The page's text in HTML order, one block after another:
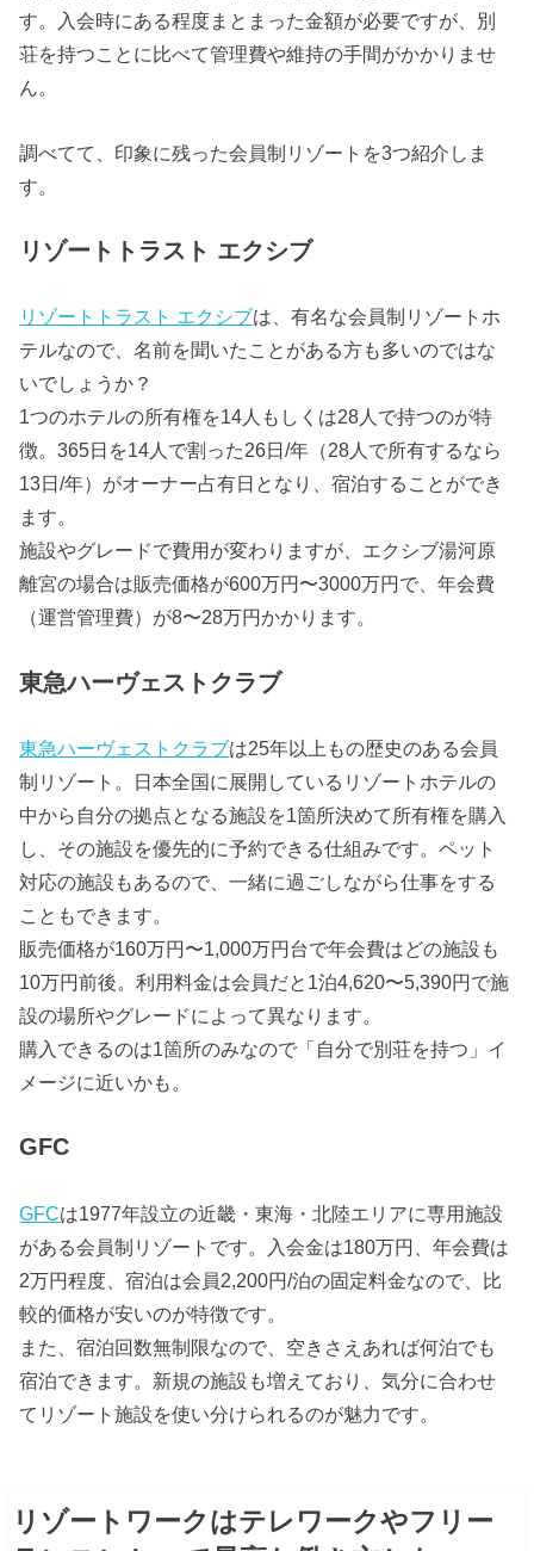
す。入会時にある程度まとまった金額が必要ですが、別
荘を持つことに比べて管理費や維持の手間がかかりませ
ん。
調べてて、印象に残った会員制リゾートを3つ紹介しま
す。
リゾートトラスト エクシブ
リゾートトラスト エクシブは、有名な会員制リゾートホ
テルなので、名前を聞いたことがある方も多いのではな
いでしょうか？
1つのホテルの所有権を14人もしくは28人で持つのが特
徴。365日を14人で割った26日/年（28人で所有するなら
13日/年）がオーナー占有日となり、宿泊することができ
ます。
施設やグレードで費用が変わりますが、エクシブ湯河原
離宮の場合は販売価格が600万円〜3000万円で、年会費
（運営管理費）が8〜28万円かかります。
東急ハーヴェストクラブ
東急ハーヴェストクラブは25年以上もの歴史のある会員
制リゾート。日本全国に展開しているリゾートホテルの
中から自分の拠点となる施設を1箇所決めて所有権を購入
し、その施設を優先的に予約できる仕組みです。ペット
対応の施設もあるので、一緒に過ごしながら仕事をする
こともできます。
販売価格が160万円〜1,000万円台で年会費はどの施設も
10万円前後。利用料金は会員だと1泊4,620〜5,390円で施
設の場所やグレードによって異なります。
購入できるのは1箇所のみなので「自分で別荘を持つ」イ
メージに近いかも。
GFC
GFCは1977年設立の近畿・東海・北陸エリアに専用施設
がある会員制リゾートです。入会金は180万円、年会費は
2万円程度、宿泊は会員2,200円/泊の固定料金なので、比
較的価格が安いのが特徴です。
また、宿泊回数無制限なので、空きさえあれば何泊でも
宿泊できます。新規の施設も増えており、気分に合わせ
てリゾート施設を使い分けられるのが魅力です。
リゾートワークはテレワークやフリー